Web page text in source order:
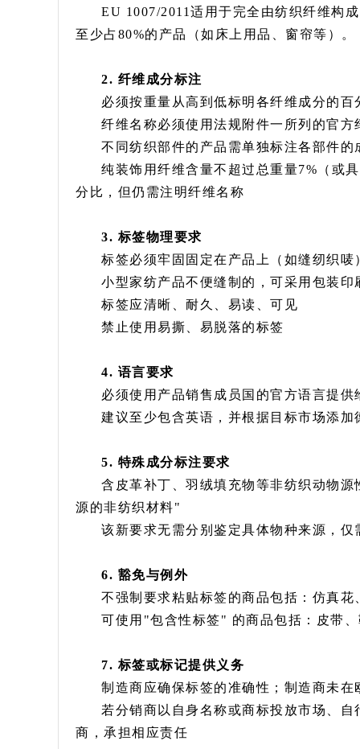
EU 1007/2011适用于完全由纺织纤维构
至少占80%的产品（如床上用品、窗帘等）。
2. 纤维成分标注
必须按重量从高到低标明各纤维成分的百
纤维名称必须使用法规附件一所列的官
不同纺织部件的产品需单独标注各部件的
纯装饰用纤维含量不超过总重量7%（或
分比，但仍需注明纤维名称
3. 标签物理要求
标签必须牢固固定在产品上（如缝纫织
小型家纺产品不便缝制的，可采用包装印
标签应清晰、耐久、易读、可见
禁止使用易撕、易脱落的标签
4. 语言要求
必须使用产品销售成员国的官方语言提
建议至少包含英语，并根据目标市场添
5. 特殊成分标注要求
含皮革补丁、羽绒填充物等非纺织动物
源的非纺织材料"
该新要求无需分别鉴定具体物种来源，
6. 豁免与例外
不强制要求粘贴标签的商品包括：仿真花
可使用"包含性标签" 的商品包括：皮带
7. 标签或标记提供义务
制造商应确保标签的准确性；制造商未
若分销商以自身名称或商标投放市场、
商，承担相应责任